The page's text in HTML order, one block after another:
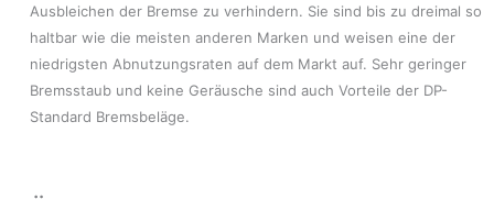
Ausbleichen der Bremse zu verhindern. Sie sind bis zu dreimal so
haltbar wie die meisten anderen Marken und weisen eine der
niedrigsten Abnutzungsraten auf dem Markt auf. Sehr geringer
Bremsstaub und keine Geräusche sind auch Vorteile der DP-
Standard Bremsbeläge.